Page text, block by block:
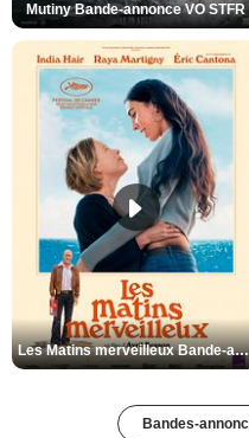
Mutiny Bande-annonce VO STFR
Les Matins merveilleux Bande-annonce VF
Bandes-